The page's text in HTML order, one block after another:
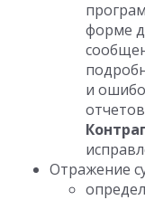
форме
и
Отражение